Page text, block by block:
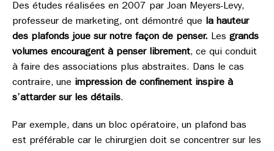
Des études réalisées en 2007 par Joan Meyers-Levy,
professeur de marketing, ont démontré que la hauteur
des plafonds joue sur notre façon de penser. Les grands
volumes encouragent à penser librement, ce qui conduit
à faire des associations plus abstraites. Dans le cas
contraire, une impression de confinement inspire à
s’attarder sur les détails.
Par exemple, dans un bloc opératoire, un plafond bas
est préférable car le chirurgien doit se concentrer sur les